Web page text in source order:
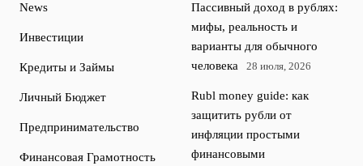
News
Инвестиции
Кредиты и Займы
Личный Бюджет
Предпринимательство
Финансовая Грамотность
Пассивный доход в рублях:
мифы, реальность и
варианты для обычного
человека
28 июля, 2026
Rubl money guide: как
защитить рубли от
инфляции простыми
финансовыми